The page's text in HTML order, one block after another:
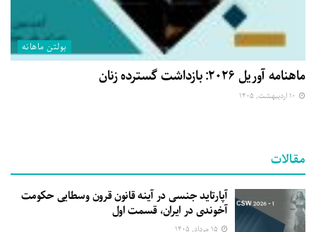
بولتن ماهانه
ماهنامه آوریل ۲۰۲۶: بازداشت گسترده زنان
مقالات
آپارتاید جنسی در آینه قانون قرون وسطایی حکومت
آخوندی در ایران، قسمت اول